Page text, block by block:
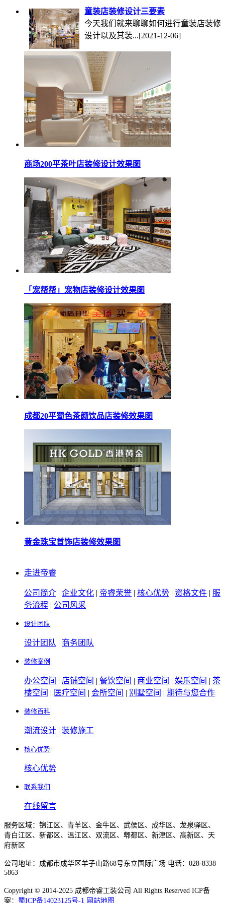
童装店装修设计三要素
今天我们就来聊聊如何进行童装店装修
设计以及其装...[2021-12-06]
商场200平茶叶店装修设计效果图
「宠帮帮」宠物店装修设计效果图
成都20平蜀色茶颜饮品店装修效果图
黄金珠宝首饰店装修效果图
走进帝睿
公司简介 | 企业文化 | 帝睿荣誉 | 核心优势 | 资格文件 | 服
务流程 | 公司风采
设计团队
设计团队 | 商务团队
装修案例
办公空间 | 店铺空间 | 餐饮空间 | 商业空间 | 娱乐空间 | 茶
楼空间 | 医疗空间 | 会所空间 | 别墅空间 | 期待与您合作
装修百科
潮流设计 | 装修施工
核心优势
核心优势
联系我们
在线留言
服务区域：锦江区、青羊区、金牛区、武侯区、成华区、龙泉驿区、
青白江区、新都区、温江区、双流区、郫都区、新津区、高新区、天
府新区
公司地址：成都市成华区羊子山路68号东立国际广场 电话：028-8338
5863
Copyright © 2014-2025 成都帝睿工装公司 All Rights Reserved ICP备
案： 蜀ICP备14023125号-1 网站地图